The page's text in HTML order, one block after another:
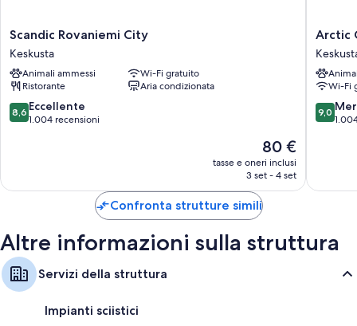
Scandic
Rovaniemi
City
Keskusta
Scandic Rovaniemi City
Keskusta
Animali ammessi
Wi-Fi gratuito
Ristorante
Aria condizionata
8.6
su
8,6 Eccellente
1.004 recensioni
Il
prezzo
attuale
80 €
80 €
tasse e oneri inclusi
3 set - 4 set
Arctic
City
Hotel
Arctic
Wi-Fi
9.0
su
9,0
Confronta strutture simili
Altre informazioni sulla struttura
Servizi della struttura
Impianti sciistici